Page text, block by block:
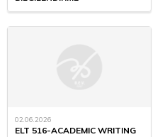
02.06.2026
ELT 516-ACADEMIC WRITING